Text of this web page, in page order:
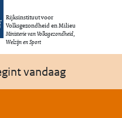
Rijksinstituut voor
Volksgezondheid en Milieu
Ministerie van Volksgezondheid,
Welzijn en Sport
vandaag